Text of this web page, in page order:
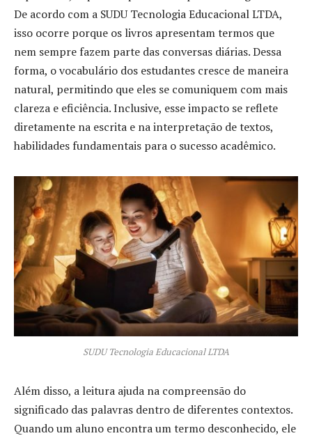
De acordo com a SUDU Tecnologia Educacional LTDA,
isso ocorre porque os livros apresentam termos que
nem sempre fazem parte das conversas diárias. Dessa
forma, o vocabulário dos estudantes cresce de maneira
natural, permitindo que eles se comuniquem com mais
clareza e eficiência. Inclusive, esse impacto se reflete
diretamente na escrita e na interpretação de textos,
habilidades fundamentais para o sucesso acadêmico.
SUDU Tecnologia Educacional LTDA
Além disso, a leitura ajuda na compreensão do
significado das palavras dentro de diferentes contextos.
Quando um aluno encontra um termo desconhecido, ele